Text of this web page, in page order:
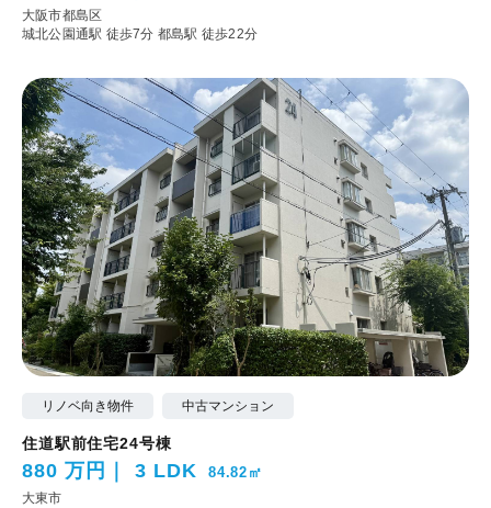
大阪市都島区
城北公園通駅 徒歩7分 都島駅 徒歩22分
リノベ向き物件 中古マンション
住道駅前住宅24号棟
880 万円 3 LDK 84.82㎡
大東市